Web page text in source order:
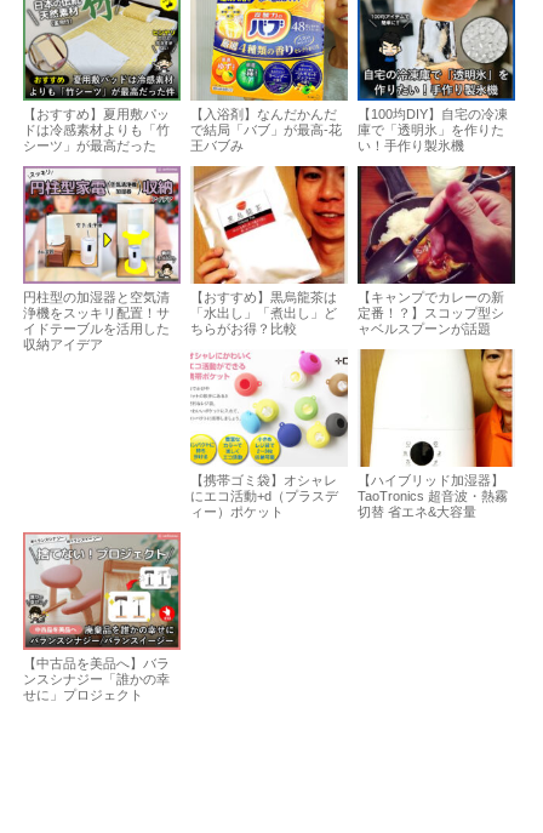
【おすすめ】夏用敷パッ
ドは冷感素材よりも「竹
シーツ」が最高だった
【入浴剤】なんだかんだ
で結局「バブ」が最高-花
王バブみ
【100均DIY】自宅の冷凍
庫で「透明氷」を作りた
い！手作り製氷機
円柱型の加湿器と空気清
浄機をスッキリ配置！サ
イドテーブルを活用した
収納アイデア
【おすすめ】黒烏龍茶は
「水出し」「煮出し」ど
ちらがお得？比較
【キャンプでカレーの新
定番！？】スコップ型シ
ャベルスプーンが話題
【携帯ゴミ袋】オシャレ
にエコ活動+d（プラスデ
ィー）ポケット
【ハイブリッド加湿器】
TaoTronics 超音波・熱霧
切替 省エネ&大容量
【中古品を美品へ】バラ
ンスシナジー「誰かの幸
せに」プロジェクト